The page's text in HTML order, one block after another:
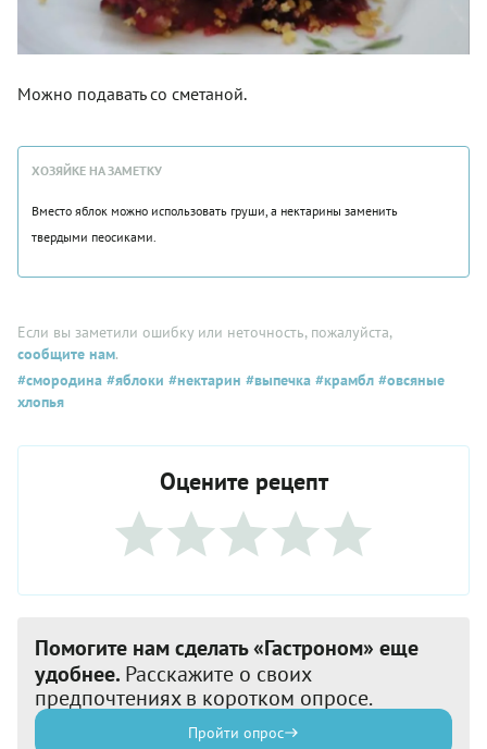
Можно подавать со сметаной.
ХОЗЯЙКЕ НА ЗАМЕТКУ
Вместо яблок можно использовать груши, а нектарины заменить
твердыми пеосиками.
Если вы заметили ошибку или неточность, пожалуйста,
сообщите нам.
#смородина #яблоки #нектарин #выпечка #крамбл #овсяные
хлопья
Оцените рецепт
Помогите нам сделать «Гастроном» еще
удобнее. Расскажите о своих
предпочтениях в коротком опросе.
Пройти опрос